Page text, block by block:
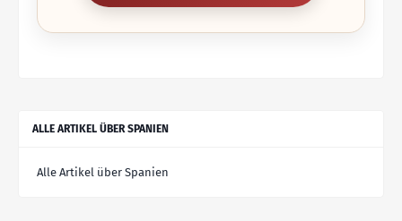
ALLE ARTIKEL ÜBER SPANIEN
Alle Artikel über Spanien